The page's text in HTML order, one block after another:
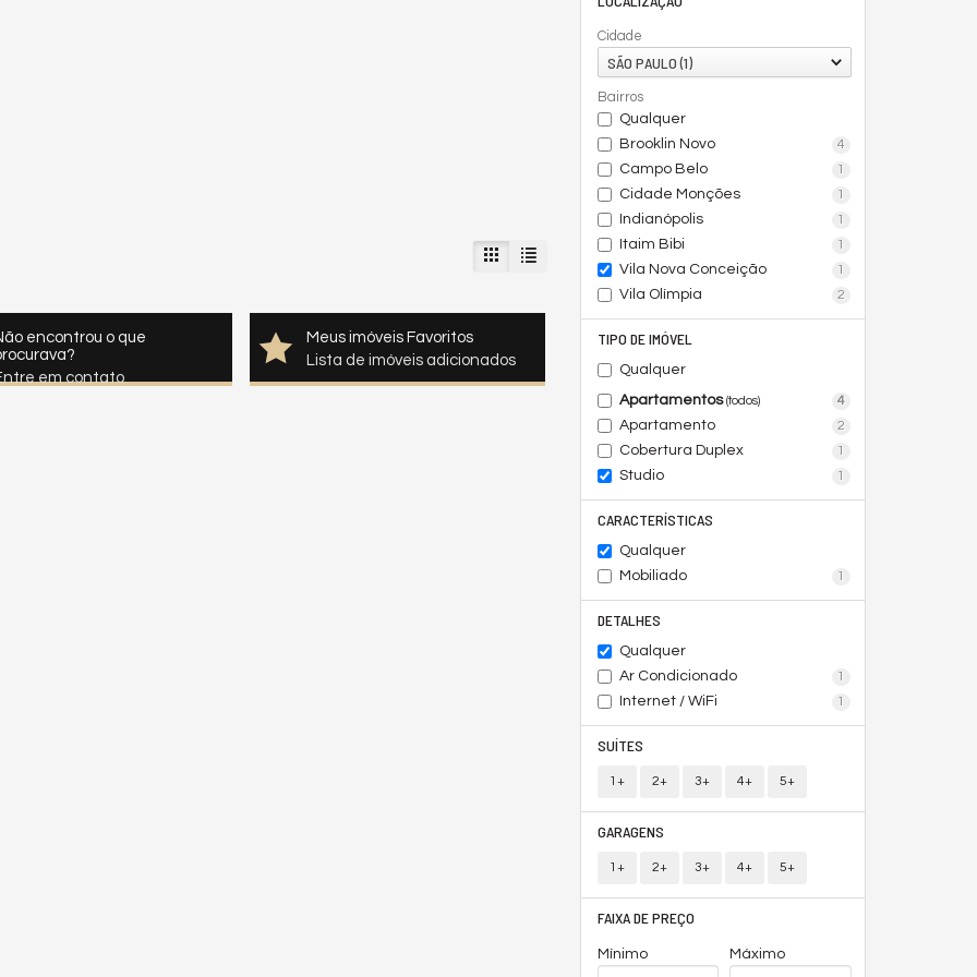
Cidade
SÃO PAULO (1)
Bairros
Qualquer
Brooklin Novo
4
Campo Belo 1
Cidade Monções 1
Indianópolis 1
Itaim Bibi 1
Vila Nova Conceição 1
Vila Olímpia 2
TIPO DE IMÓVEL
Qualquer
Apartamentos(todos) 4
Apartamento 2
Cobertura Duplex 1
Studio 1
CARACTERÍSTICAS
Qualquer
Mobiliado
1
DETALHES
Qualquer
Ar Condicionado
1
Internet / WiFi 1
SUÍTES
1+ 2+ 3+ 4+ 5+
GARAGENS
1+ 2+ 3+ 4+ 5+
FAIXA DE PREÇO
Mínimo Máximo
encontrou o que
em contato
Meus imóveis Favoritos
Lista de imóveis adicionados